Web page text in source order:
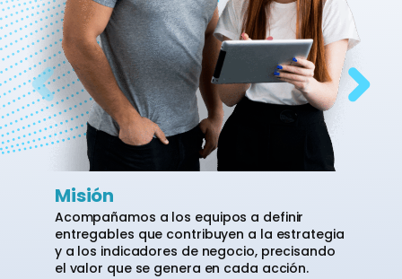
Misión
Acompañamos a los equipos a definir
entregables que contribuyen a la estrategia
y a los indicadores de negocio, precisando
el valor que se genera en cada acción.